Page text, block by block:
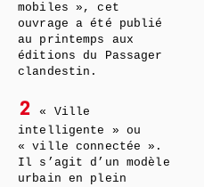
mobiles », cet
ouvrage a été publié
au printemps aux
éditions du Passager
clandestin.
2
« Ville
intelligente » ou
« ville connectée ».
Il s’agit d’un modèle
urbain en plein